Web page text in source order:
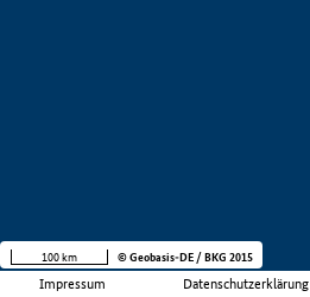
Impressum Datenschutzerklärung
100 km © Geobasis-DE / BKG 2015